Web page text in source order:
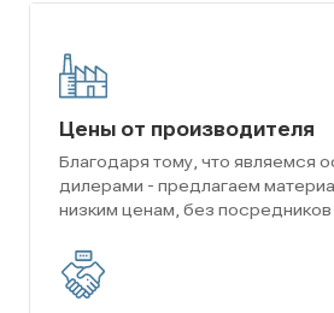
Цены от производителя
Благодаря тому, что являемся
дилерами - предлагаем
низким ценам, без посредников